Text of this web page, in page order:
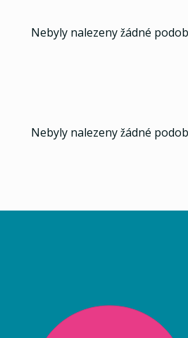
Nebyly nalezeny žádné
Nebyly nalezeny žádné